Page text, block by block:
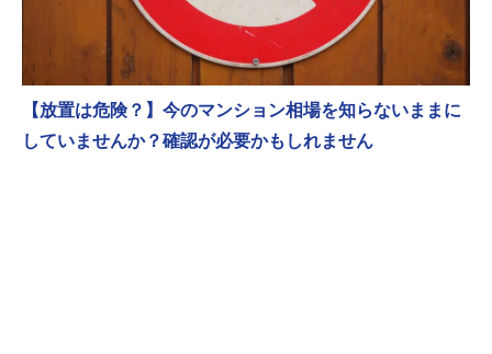
【放置は危険？】今のマンション相場を知らないままに
していませんか？確認が必要かもしれません